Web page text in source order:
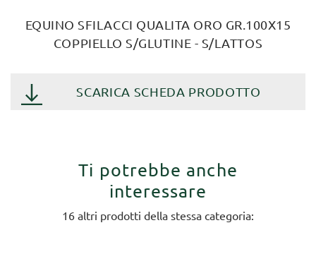
EQUINO SFILACCI QUALITA ORO GR.100X15
COPPIELLO S/GLUTINE - S/LATTOS
SCARICA SCHEDA PRODOTTO
Ti potrebbe anche
interessare
16 altri prodotti della stessa categoria: